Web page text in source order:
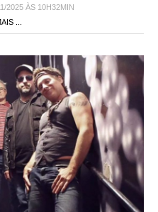
2025 ÀS 10H32MIN
...